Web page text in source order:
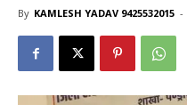
By KAMLESH YADAV 9425532015 -